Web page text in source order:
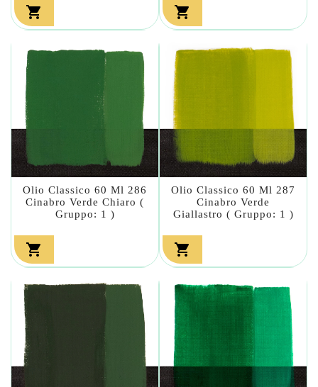
 
Olio Classico 60 Ml 286
Cinabro Verde Chiaro (
Gruppo: 1 )

Olio Classico 60 Ml 287
Cinabro Verde
Giallastro ( Gruppo: 1 )
